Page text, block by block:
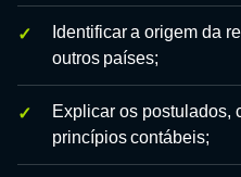
Identificar a origem da
outros países;
Explicar os postulados,
princípios contábeis;